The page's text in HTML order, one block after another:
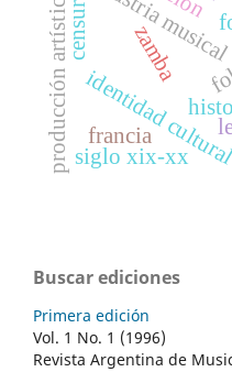
identidad
zamba
siglo xix-xx
censura
producción artística francia
Buscar ediciones
Primera edición
Vol. 1 No. 1 (1996)
Revista Argentina de